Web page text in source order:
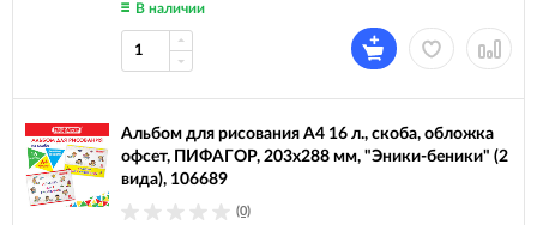
В наличии
Альбом для рисования А4 16 л., скоба, обложка
офсет, ПИФАГОР, 203х288 мм, "Эники-беники" (2
вида), 106689
(0)